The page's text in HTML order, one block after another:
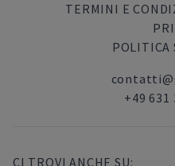
TERMINI E
POLITICA
+49 631
CI TROVI ANCHE SU: